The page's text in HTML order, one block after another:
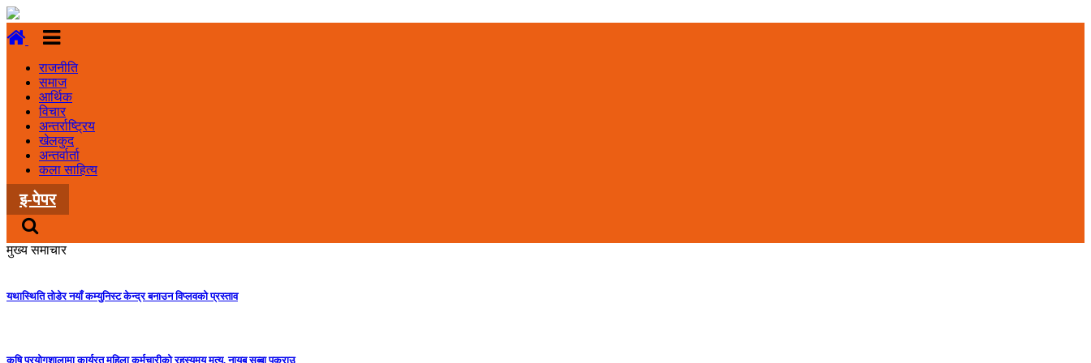
राजनीति
समाज
आर्थिक
विचार
अन्तर्राष्ट्रिय
खेलकुद
अन्तर्वार्ता
कला साहित्य
इ-पेपर
मुख्य समाचार
यथास्थिति तोडेर नयाँ कम्युनिस्ट केन्द्र बनाउन विप्लवको प्रस्ताव
कृषि प्रयोगशालामा कार्यरत महिला कर्मचारीको रहस्यमय मृत्यु, नायब सुब्बा पक्राउ